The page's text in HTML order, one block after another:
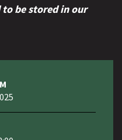
to be stored in our